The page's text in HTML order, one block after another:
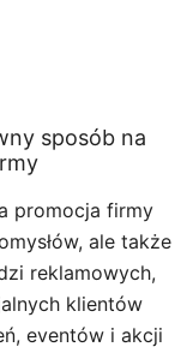
sposób na
promocja firmy
ale także
reklamowych,
klientów
eventów i akcji